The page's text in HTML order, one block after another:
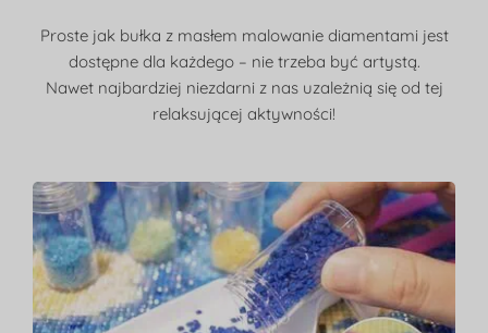
Proste jak bułka z masłem malowanie diamentami jest
dostępne dla każdego – nie trzeba być artystą.
Nawet najbardziej niezdarni z nas uzależnią się od tej
relaksującej aktywności!